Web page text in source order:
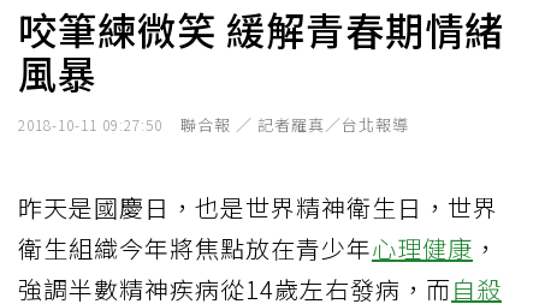
咬筆練微笑 緩解青春期情緒
風暴
2018-10-11 09:27:50 聯合報 ／ 記者羅真／台北報導
昨天是國慶日，也是世界精神衛生日，世界
衛生組織今年將焦點放在青少年心理健康 ，
強調半數精神疾病從14歲左右發病，而自殺